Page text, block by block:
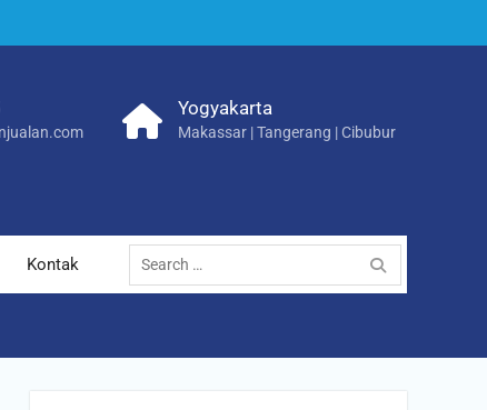
Yogyakarta
Makassar | Tangerang | Cibubur
Kontak
Search
for: